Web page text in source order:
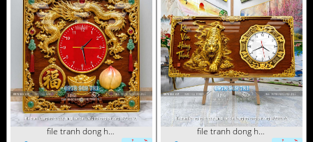
file tranh dong ho tu quy tung hac dai bang ho rong phuong 072026 93
file tranh dong ho tu quy tung hac dai bang ho rong phuong 072026 78